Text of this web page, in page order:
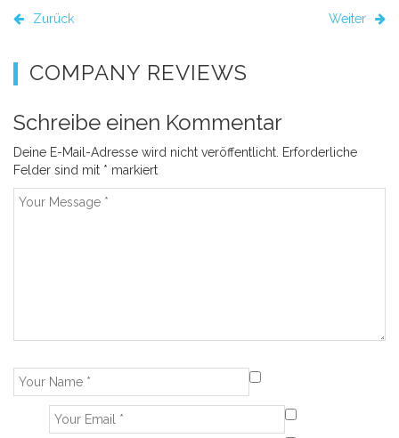
Zurück Weiter
COMPANY REVIEWS
Schreibe einen Kommentar
Deine E-Mail-Adresse wird nicht veröffentlicht. Erforderliche
Felder sind mit * markiert